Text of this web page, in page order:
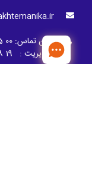
تلفن تماس: 00 05 50 88 - 021
مدیریت : 19 28 52 88 - 021